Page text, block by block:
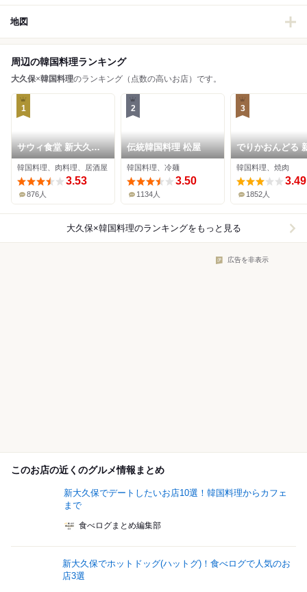
地図
周辺の韓国料理ランキング
大久保×韓国料理のランキング（点数の高いお店）です。
1
サウィ食堂 新大久保2
号店
韓国料理、肉料理、居酒屋
3.53
876人
2
伝統韓国料理 松屋
韓国料理、冷麺
3.50
1134人
3
でりかおんどる
久保本店
韓国料理、焼肉
3.49
1852人
大久保×韓国料理のランキングをもっと見る
広告を非表示
このお店の近くのグルメ情報まとめ
新大久保でデートしたいお店10選！韓国料理からカフェ
まで
食べログまとめ編集部
新大久保でホットドッグ(ハットグ)！食べログで人気のお
店3選